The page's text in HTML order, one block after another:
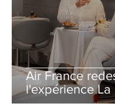
Air France
l'expérience La
avec un salon